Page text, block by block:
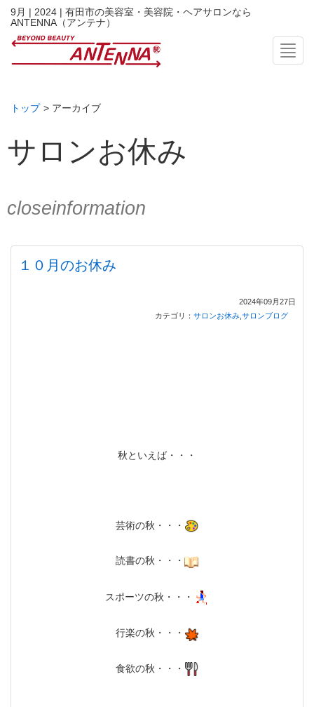
9月 | 2024 | 有田市の美容室・美容院・ヘアサロンなら
ANTENNA（アンテナ）
トップ > アーカイブ
サロンお休み
closeinformation
１０月のお休み
2024年09月27日
カテゴリ： サロンお休み サロンブログ
秋といえば・・・
芸術の秋・・・
読書の秋・・・
スポーツの秋・・・
行楽の秋・・・
食欲の秋・・・